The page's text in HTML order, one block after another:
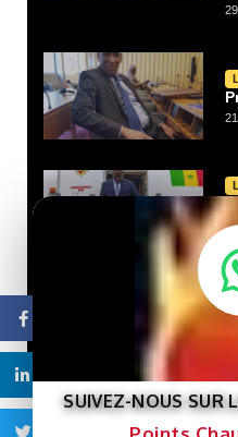
SUIVEZ-NOUS SUR